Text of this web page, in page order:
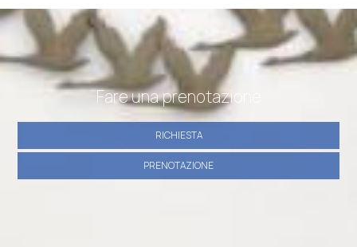
Fare una prenotazione
RICHIESTA
PRENOTAZIONE